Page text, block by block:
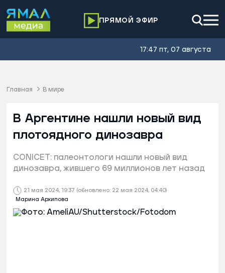
ПРЯМОЙ ЭФИР
17:47 пт, 07 августа
Главная В мире
21 мая 2024, 19:37 (обновлено: 22 мая 2024, 04:40)
Марина Архипова
В Аргентине нашли новый вид
плотоядного динозавра
CONICET: палеонтологи нашли новый вид
динозавра, жившего 69 миллионов лет назад